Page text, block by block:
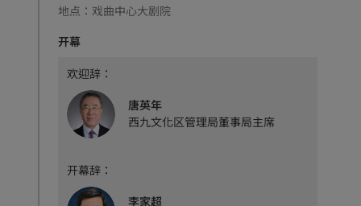
地点： 戏曲中心大剧院
开幕
欢迎辞：
唐英年
西九文化区管理局董事局主席
开幕辞：
李家超